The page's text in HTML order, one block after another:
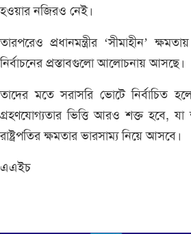
হওয়ার নজিরও নেই।
তারপরেও প্রধানমন্ত্রীর ‘সীমাহীন’
নির্বাচনের প্রস্তাবগুলো আলোচনায় আসছে।
তাদের মতে সরাসরি ভোটে নির্বাচিত
গ্রহণযোগ্যতার ভিত্তি আরও শক্ত হবে, যা
রাষ্ট্রপতির ক্ষমতার ভারসাম্য নিয়ে আসবে।
এএইচ